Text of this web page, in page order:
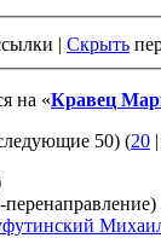
| Скрыть
на «Кравец
50) (20 |